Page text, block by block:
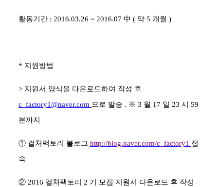
활동기간 : 2016.03.26 ~ 2016.07 中 ( 약 5 개월 )
* 지원방법
> 지원서 양식을 다운로드하여 작성 후
c_factory1@naver.com 으로 발송 . ※ 3 월 17 일 23 시 59
분까지
① 컬처팩토리 블로그 http://blog.naver.com/c_factory1 접
속
② 2016 컬처팩토리 2 기 모집 지원서 다운로드 후 작성